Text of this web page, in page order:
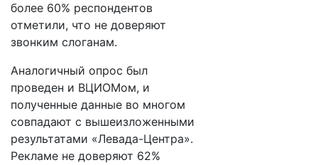
более 60% респондентов
отметили, что не доверяют
звонким слоганам.
Аналогичный опрос был
проведен и ВЦИОМом, и
полученные данные во многом
совпадают с вышеизложенными
результатами «Левада-Центра».
Рекламе не доверяют 62%